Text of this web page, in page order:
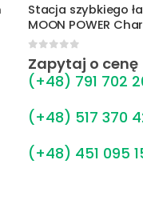
Moon BiDi Charger
wallbox do
ładowania V2G 11 kW
0out of 5
22,000zł